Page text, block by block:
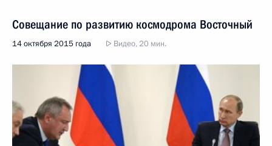
Совещание по развитию космодрома Восточный
14 октября 2015 года Видео, 20 мин.